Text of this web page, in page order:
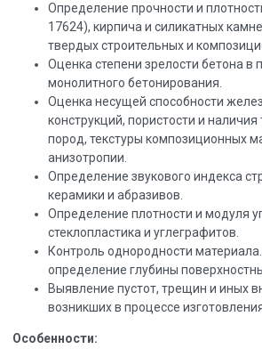
Определение прочности и
17624), кирпича и силикатных
твердых строительных и
Оценка степени зрелости бетона в
монолитного бетонирования.
Оценка несущей способности
конструкций, пористости и
пород, текстуры композиционных
анизотропии.
Определение звукового индекса
керамики и абразивов.
Определение плотности и модуля
стеклопластика и углеграфитов.
Контроль однородности
определение глубины
Выявление пустот, трещин и иных
возникших в процессе
Особенности: